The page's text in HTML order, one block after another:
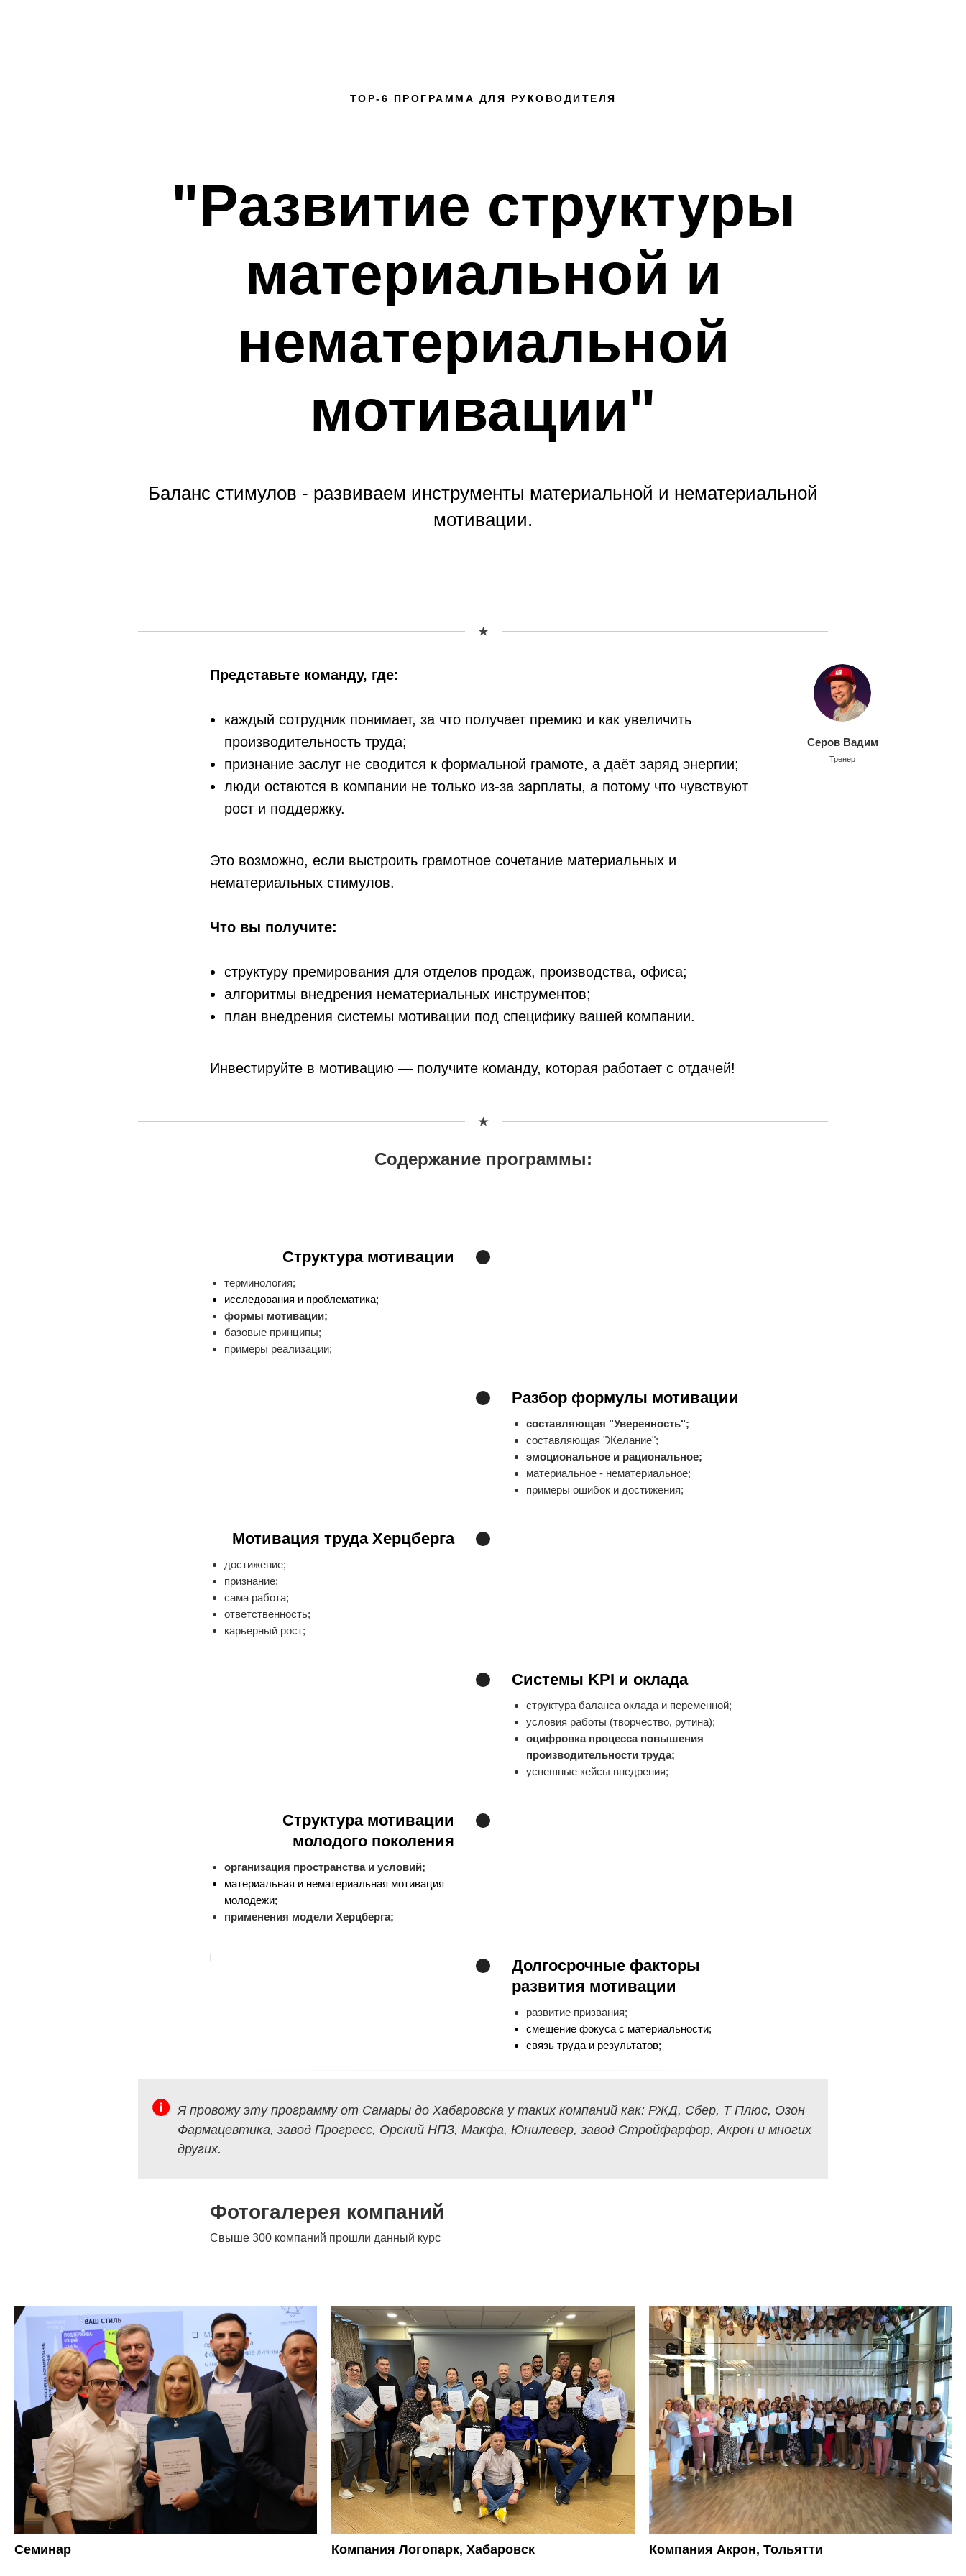
ТОР-6 ПРОГРАММА ДЛЯ РУКОВОДИТЕЛЯ
"Развитие структуры
материальной и
нематериальной
мотивации"
Баланс стимулов - развиваем инструменты материальной и нематериальной
мотивации.
Представьте команду, где:
каждый сотрудник понимает, за что получает премию и как увеличить
производительность труда;
признание заслуг не сводится к формальной грамоте, а даёт заряд энергии;
люди остаются в компании не только из‑за зарплаты, а потому что чувствуют
рост и поддержку.
Это возможно, если выстроить грамотное сочетание материальных и
нематериальных стимулов.
Что вы получите:
структуру премирования для отделов продаж, производства, офиса;
алгоритмы внедрения нематериальных инструментов;
план внедрения системы мотивации под специфику вашей компании.
Инвестируйте в мотивацию — получите команду, которая работает с отдачей!
Серов Вадим
Тренер
Содержание программы:
Структура мотивации
терминология;
исследования и проблематика;
формы мотивации;
базовые принципы;
примеры реализации;
Разбор формулы мотивации
составляющая "Уверенность";
составляющая "Желание";
эмоциональное и рациональное;
материальное - нематериальное;
примеры ошибок и достижения;
Мотивация труда Херцберга
достижение;
признание;
сама работа;
ответственность;
карьерный рост;
Системы KPI и оклада
структура баланса оклада и переменной;
условия работы (творчество, рутина);
оцифровка процесса повышения
производительности труда;
успешные кейсы внедрения;
Структура мотивации
молодого поколения
организация пространства и условий;
материальная и нематериальная мотивация
молодежи;
применения модели Херцберга;
Долгосрочные факторы
развития мотивации
развитие призвания;
смещение фокуса с материальности;
связь труда и результатов;
Я провожу эту программу от Самары до Хабаровска у таких компаний как: РЖД, Сбер, Т Плюс, Озон
Фармацевтика, завод Прогресс, Орский НПЗ, Макфа, Юнилевер, завод Стройфарфор, Акрон и многих
других.
Фотогалерея компаний
Свыше 300 компаний прошли данный курс
Семинар Компания Логопарк, Хабаровск Компания Акрон, Тольятти